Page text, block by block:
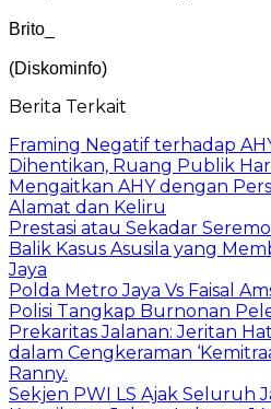
Brito_
(Diskominfo)
Berita Terkait
Framing Negatif terhadap
Dihentikan, Ruang Publik
Mengaitkan AHY dengan
Alamat dan Keliru
Prestasi atau Sekadar
Balik Kasus Asusila yang
Jaya
Polda Metro Jaya Vs Faisal
Polisi Tangkap Burnonan
Prekaritas Jalanan: Jeritan
dalam Cengkeraman
Ranny.
Sekjen PWI LS Ajak Seluruh